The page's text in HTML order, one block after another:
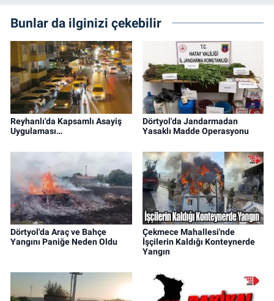
Bunlar da ilginizi çekebilir
Reyhanlı'da Kapsamlı Asayiş
Uygulaması…
Dörtyol'da Jandarmadan
Yasaklı Madde Operasyonu
Dörtyol'da Araç ve Bahçe
Yangını Paniğe Neden Oldu
Çekmece Mahallesi'nde
İşçilerin Kaldığı Konteynerde
Yangın